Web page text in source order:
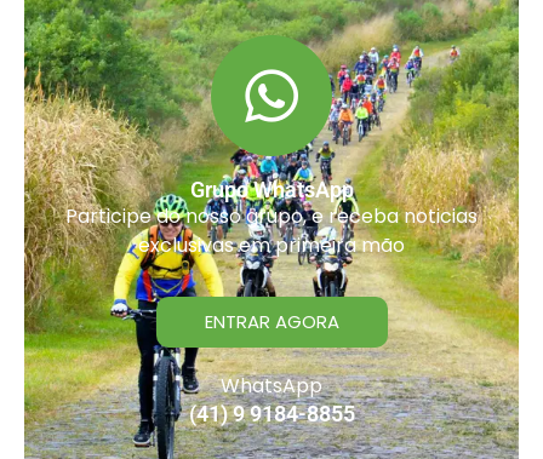
Grupo WhatsApp
Participe do nosso grupo, e receba noticias
exclusivas em primeira mão
ENTRAR AGORA
WhatsApp
(41) 9 9184-8855